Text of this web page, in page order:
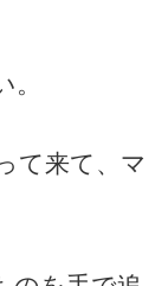
て来て、マ